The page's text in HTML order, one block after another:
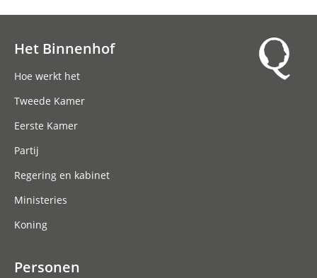
Het Binnenhof
Hoe werkt het
Tweede Kamer
Eerste Kamer
Partij
Regering en kabinet
Ministeries
Koning
Personen